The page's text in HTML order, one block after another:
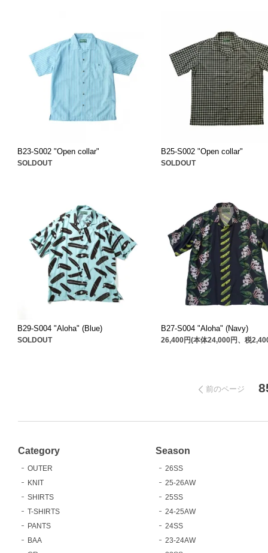
B23-S002 "Open collar"
SOLDOUT
B25-S002 "Open collar"
SOLDOUT
B29-S004 "Aloha" (Blue)
SOLDOUT
B27-S004 "Aloha" (Navy)
26,400円(本体24,000円、税
前のページ
Category
OUTER
KNIT
SHIRTS
T-SHIRTS
PANTS
BAA
Season
26SS
25-26AW
25SS
24-25AW
24SS
23-24AW